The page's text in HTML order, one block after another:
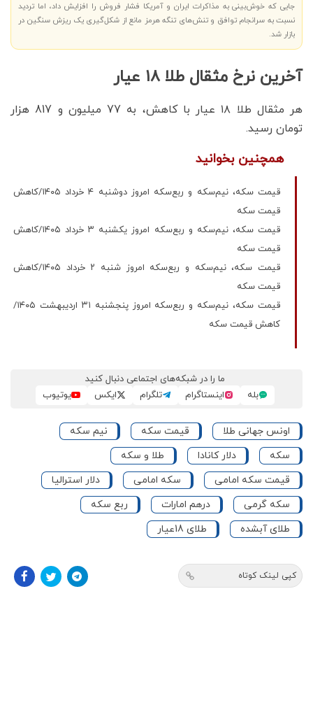
جایی که خوش‌بینی به مذاکرات ایران و آمریکا فشار فروش را افزایش داد، اما تردید
نسبت به سرانجام توافق و تنش‌های تنگه هرمز مانع از شکل‌گیری یک ریزش سنگین در
بازار شد.
آخرین نرخ مثقال طلا ۱۸ عیار
هر مثقال طلا ۱۸ عیار با کاهش، به 77 میلیون و 817 هزار
تومان رسید‌.
همچنین بخوانید
قیمت سکه، نیم‌سکه و ربع‌سکه امروز دوشنبه ۴ خرداد ۱۴۰۵/کاهش
قیمت سکه
قیمت سکه، نیم‌سکه و ربع‌سکه امروز یکشنبه ۳ خرداد ۱۴۰۵/کاهش
قیمت سکه
قیمت سکه، نیم‌سکه و ربع‌سکه امروز شنبه ۲ خرداد ۱۴۰۵/کاهش
قیمت سکه
قیمت سکه، نیم‌سکه و ربع‌سکه امروز پنجشنبه ۳۱ اردیبهشت ۱۴۰۵/
کاهش قیمت سکه
ما را در شبکه‌های اجتماعی دنبال کنید
بله
اینستاگرام تلگرام ایکس یوتیوب
اونس جهانی طلا قیمت سکه
نیم سکه
سکه
دلار کانادا
طلا و سکه
قیمت سکه امامی
سکه امامی
دلار استرالیا
سکه گرمی
درهم امارات
ربع سکه
طلای آبشده
طلای 18عیار
کپی لینک کوتاه